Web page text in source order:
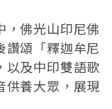
，佛光山印尼佛
讚頌「釋迦牟尼
以及中印雙語歌
供養大眾，展現